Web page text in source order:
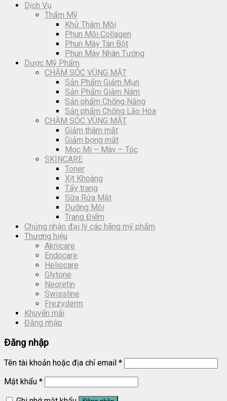
Dịch Vụ
Thẩm Mỹ
Khử Thâm Môi
Phun Môi Collagen
Phun Mày Tán Bột
Phun Mày Nhân Tướng
Dược Mỹ Phẩm
CHĂM SÓC VÙNG MẶT
Sản Phẩm Giảm Mụn
Sản Phẩm Giảm Nám
Sản phẩm Chống Nắng
Sản phẩm Chống Lão Hóa
CHĂM SÓC VÙNG MẮT
Giảm thâm mắt
Giảm bọng mắt
Mọc Mi – Mày – Tóc
SKINCARE
Toner
Xịt Khoáng
Tẩy trang
Sữa Rửa Mặt
Dưỡng Môi
Trang Điểm
Chứng nhận đại lý các hãng mỹ phẩm
Thương hiệu
Aknicare
Endocare
Heliocare
Glytone
Neoretin
Swissline
Frezyderm
Khuyến mãi
Đăng nhập
Đăng nhập
Tên tài khoản hoặc địa chỉ email *
Mật khẩu *